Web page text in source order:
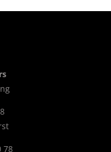
78